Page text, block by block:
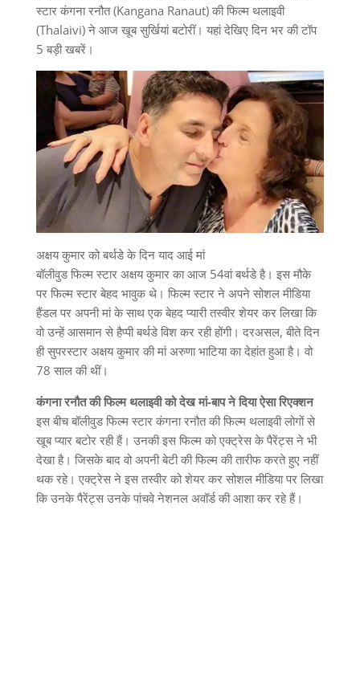
स्टार कंगना रनौत (Kangana Ranaut) की फिल्म थलाइवी
(Thalaivi) ने आज खूब सुर्खियां बटोरीं। यहां देखिए दिन भर की टॉप
5 बड़ी खबरें।
अक्षय कुमार को बर्थडे के दिन याद आई मां
बॉलीवुड फिल्म स्टार अक्षय कुमार का आज 54वां बर्थडे है। इस मौके
पर फिल्म स्टार बेहद भावुक थे। फिल्म स्टार ने अपने सोशल मीडिया
हैंडल पर अपनी मां के साथ एक बेहद प्यारी तस्वीर शेयर कर लिखा कि
वो उन्हें आसमान से हैप्पी बर्थडे विश कर रही होंगी। दरअसल, बीते दिन
ही सुपरस्टार अक्षय कुमार की मां अरुणा भाटिया का देहांत हुआ है। वो
78 साल की थीं।
कंगना रनौत की फिल्म थलाइवी को देख मां-बाप ने दिया ऐसा रिएक्शन
इस बीच बॉलीवुड फिल्म स्टार कंगना रनौत की फिल्म थलाइवी लोगों से
खूब प्यार बटोर रही हैं। उनकी इस फिल्म को एक्ट्रेस के पैरेंट्स ने भी
देखा है। जिसके बाद वो अपनी बेटी की फिल्म की तारीफ करते हुए नहीं
थक रहे। एक्ट्रेस ने इस तस्वीर को शेयर कर सोशल मीडिया पर लिखा
कि उनके पैरेंट्स उनके पांचवे नेशनल अवॉर्ड की आशा कर रहे हैं।